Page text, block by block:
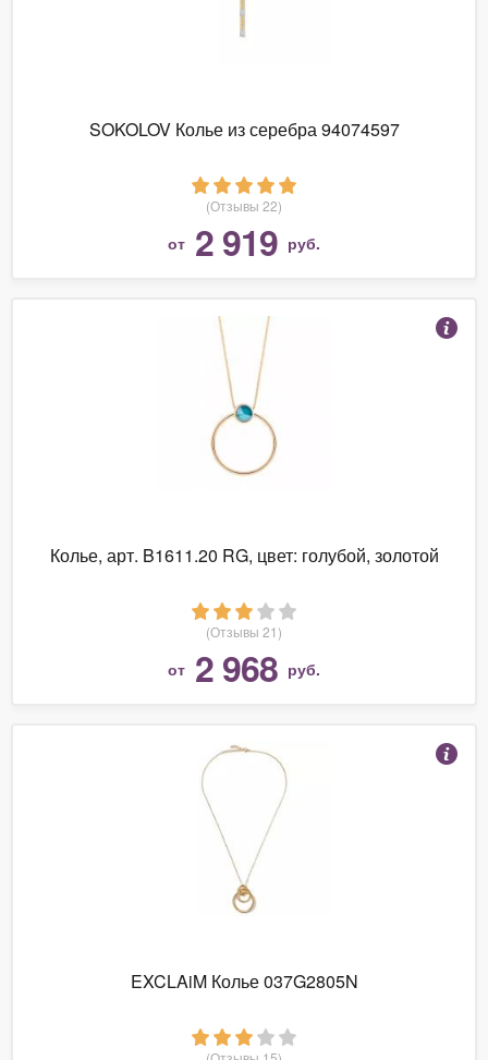
SOKOLOV Колье из серебра 94074597
(Отзывы 22)
от 2 919 руб.
Колье, арт. B1611.20 RG, цвет: голубой, золотой
(Отзывы 21)
от 2 968 руб.
EXCLAiM Колье 037G2805N